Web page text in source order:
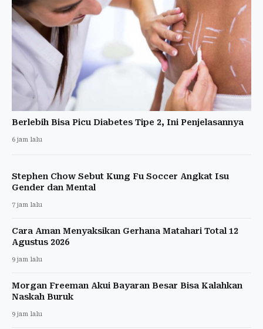
Berlebih Bisa Picu Diabetes Tipe 2, Ini Penjelasannya
6 jam lalu
Stephen Chow Sebut Kung Fu Soccer Angkat Isu
Gender dan Mental
7 jam lalu
Cara Aman Menyaksikan Gerhana Matahari Total 12
Agustus 2026
9 jam lalu
Morgan Freeman Akui Bayaran Besar Bisa Kalahkan
Naskah Buruk
9 jam lalu